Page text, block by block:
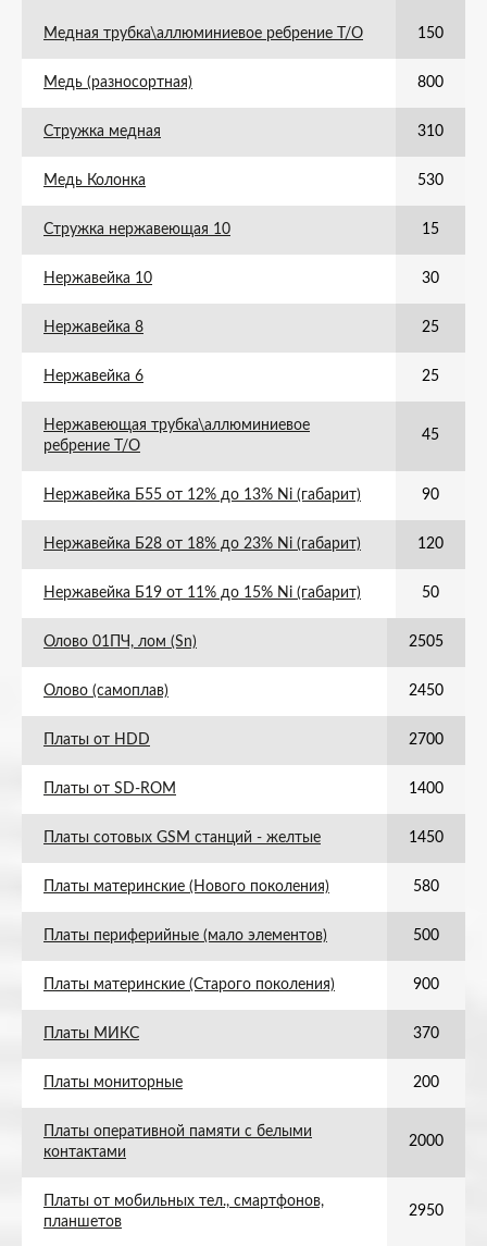
Медная трубка\аллюминиевое ребрение Т/О 150
Медь (разносортная) 800
Стружка медная 310
Медь Колонка 530
Стружка нержавеющая 10 15
Нержавейка 10 30
Нержавейка 8 25
Нержавейка 6 25
Нержавеющая трубка\аллюминиевое
ребрение Т/О
45
Нержавейка Б55 от 12% до 13% Ni (габарит) 90
Нержавейка Б28 от 18% до 23% Ni (габарит) 120
Нержавейка Б19 от 11% до 15% Ni (габарит) 50
Олово 01ПЧ, лом (Sn) 2505
Олово (самоплав) 2450
Платы от HDD 2700
Платы от SD-ROM 1400
Платы сотовых GSM станций - желтые 1450
Платы материнские (Нового поколения) 580
Платы периферийные (мало элементов) 500
Платы материнские (Старого поколения) 900
Платы МИКС 370
Платы мониторные 200
Платы оперативной памяти с белыми
контактами
2000
Платы от мобильных тел., смартфонов,
планшетов
2950